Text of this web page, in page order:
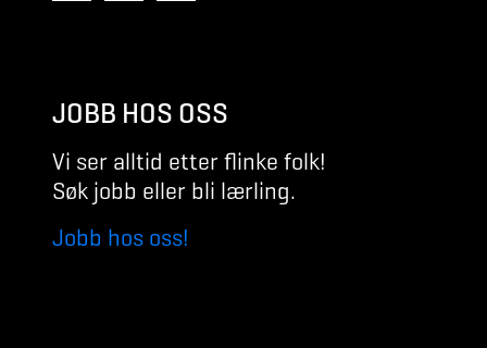
JOBB HOS OSS
Vi ser alltid etter flinke folk!
Søk jobb eller bli lærling.
Jobb hos oss!